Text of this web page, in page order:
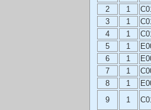
2 1
3
1
4
1
5
1
6
1
7
1
8
1
9
1